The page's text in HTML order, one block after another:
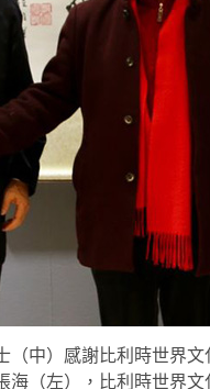
（中）感謝比利時世界
海（左），比利時世界